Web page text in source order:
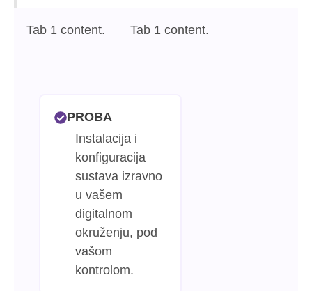
Tab 1 content. Tab 1 content.
PROBA
Instalacija i
konfiguracija
sustava izravno
u vašem
digitalnom
okruženju, pod
vašom
kontrolom.